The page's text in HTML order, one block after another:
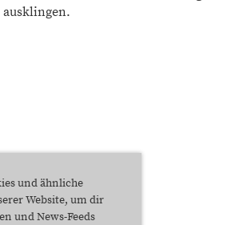
und ähnliche
Website, um dir
und News-Feeds